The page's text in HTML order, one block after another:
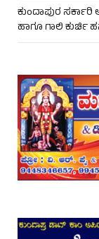
ಕುಂದಾಪುರ ಸರ್ಕಾರಿ
ಹಾಗೂ ಗಾಲಿ ಕುರ್ಚಿ